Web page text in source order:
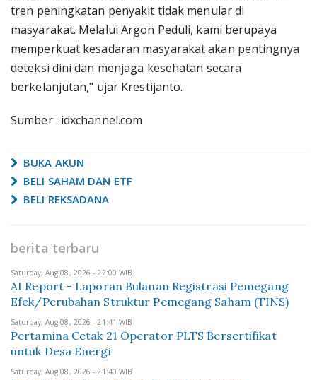
tren peningkatan penyakit tidak menular di
masyarakat. Melalui Argon Peduli, kami berupaya
memperkuat kesadaran masyarakat akan pentingnya
deteksi dini dan menjaga kesehatan secara
berkelanjutan," ujar Krestijanto.
Sumber : idxchannel.com
BUKA AKUN
BELI SAHAM DAN ETF
BELI REKSADANA
berita terbaru
Saturday, Aug 08, 2026 - 22:00 WIB
AI Report - Laporan Bulanan Registrasi Pemegang
Efek/Perubahan Struktur Pemegang Saham (TINS)
Saturday, Aug 08, 2026 - 21:41 WIB
Pertamina Cetak 21 Operator PLTS Bersertifikat
untuk Desa Energi
Saturday, Aug 08, 2026 - 21:40 WIB